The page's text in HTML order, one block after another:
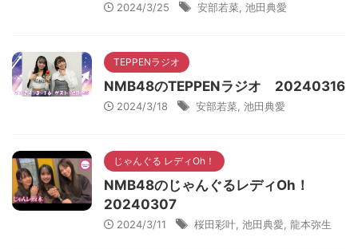
2024/3/25 安部若菜 池田典愛
TEPPENラジオ
NMB48のTEPPENラジオ 20240316
2024/3/18 安部若菜 池田典愛
じゃんぐる レディOh！
NMB48のじゃんぐるレディOh！
20240307
2024/3/11 桜田彩叶 池田典愛 龍本弥生